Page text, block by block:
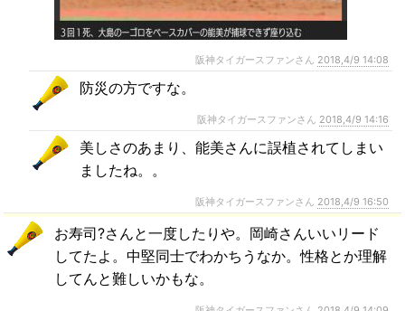
阪神タイガースファンさん 2018,4/9 14:08
防災の方ですな。
阪神タイガースファンさん 2018,4/9 14:16
美しさのあまり、能美さんに誤植されてしまい
ましたね。。
阪神タイガースファンさん 2018,4/9 16:50
お寿司?さんと一度したりや。岡崎さんいいリード
してたよ。中堅同士でわかちうなか。性格とか理解
してんと難しいかもな。